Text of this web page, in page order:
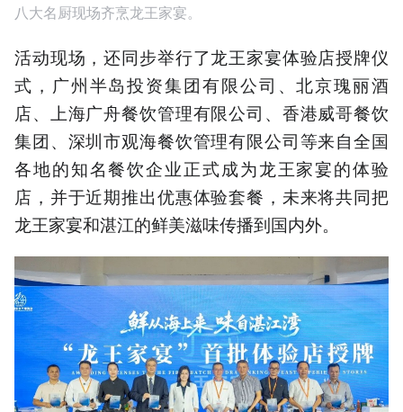
八大名厨现场齐烹龙王家宴。
活动现场，还同步举行了龙王家宴体验店授牌仪
式，广州半岛投资集团有限公司、北京瑰丽酒
店、上海广舟餐饮管理有限公司、香港威哥餐饮
集团、深圳市观海餐饮管理有限公司等来自全国
各地的知名餐饮企业正式成为龙王家宴的体验
店，并于近期推出优惠体验套餐，未来将共同把
龙王家宴和湛江的鲜美滋味传播到国内外。